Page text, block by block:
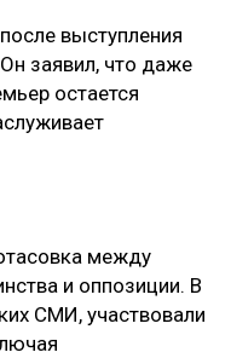
выступления
заявил, что даже
остается
между
и оппозиции. В
СМИ, участвовали